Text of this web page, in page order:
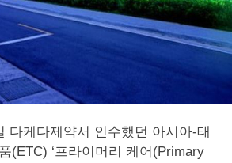
다케다제약서 인수했던 아시아-태
(ETC) ‘프라이머리 케어(Primary